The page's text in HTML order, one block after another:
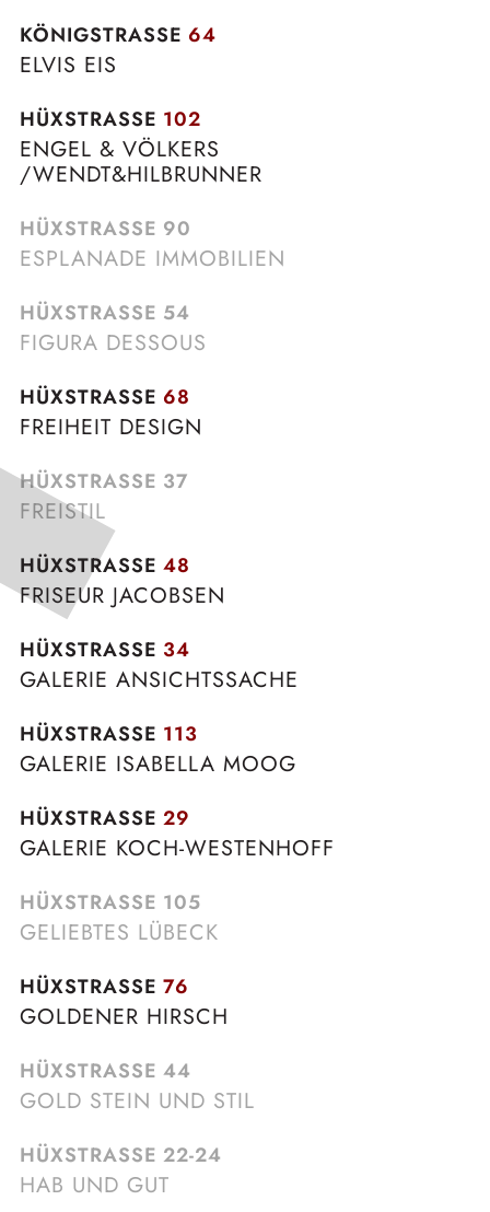
KÖNIGSTRASSE 64
ELVIS EIS
HÜXSTRASSE 102
ENGEL & VÖLKERS
/WENDT&HILBRUNNER
HÜXSTRASSE 90
ESPLANADE IMMOBILIEN
HÜXSTRASSE 54
FIGURA DESSOUS
HÜXSTRASSE 68
FREIHEIT DESIGN
HÜXSTRASSE 37
FREISTIL
HÜXSTRASSE 48
FRISEUR JACOBSEN
HÜXSTRASSE 34
GALERIE ANSICHTSSACHE
HÜXSTRASSE 113
GALERIE ISABELLA MOOG
HÜXSTRASSE 29
GALERIE KOCH-WESTENHOFF
HÜXSTRASSE 105
GELIEBTES LÜBECK
HÜXSTRASSE 76
GOLDENER HIRSCH
HÜXSTRASSE 44
GOLD STEIN UND STIL
HÜXSTRASSE 22-24
HAB UND GUT